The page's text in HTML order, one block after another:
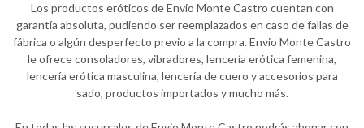
Los productos eróticos de Envio Monte Castro cuentan con
garantía absoluta, pudiendo ser reemplazados en caso de fallas de
fábrica o algún desperfecto previo a la compra. Envio Monte Castro
le ofrece consoladores, vibradores, lencería erótica femenina,
lencería erótica masculina, lencería de cuero y accesorios para
sado, productos importados y mucho más.